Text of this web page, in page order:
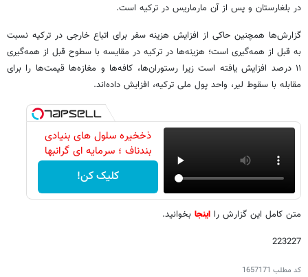
در بلغارستان و پس از آن مارماریس در ترکیه است.
گزارش‌ها همچنین حاکی از افزایش هزینه سفر برای اتباع خارجی در ترکیه نسبت
به قبل از همه‌گیری است؛ هزینه‌ها در ترکیه در مقایسه با سطوح قبل از همه‌گیری
۱۱ درصد افزایش یافته است زیرا رستوران‌ها، کافه‌ها و مغازه‌ها قیمت‌ها را برای
مقابله با سقوط لیر، واحد پول ملی ترکیه، افزایش داده‌اند.
ذخخیره سلول های بنیادی
بندناف ؛ سرمایه ای گرانبها
کلیک کن!
متن کامل این گزارش را اینجا بخوانید.
223227
کد مطلب 1657171